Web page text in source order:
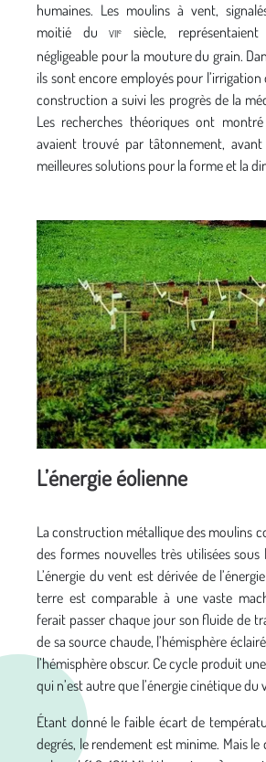
humaines. Les moulins à vent,
moitié duVIIe
siècle,
négligeable pour la mouture du grain.
ils sont encore employés pour l’irrigation
construction a suivi les progrès de la
Les recherches théoriques ont
avaient trouvé par tâtonnement, avant
meilleures solutions pour la forme et la
L’énergie éolienne
La construction métallique des moulins
des formes nouvelles très utilisées sous
L’énergie du vent est dérivée de
terre est comparable à une vaste
ferait passer chaque jour son fluide de
de sa source chaude, l’hémisphère
l’hémisphère obscur. Ce cycle produit
qui n’est autre que l’énergie cinétique du
Étant donné le faible écart de
degrés, le rendement est minime. Mais